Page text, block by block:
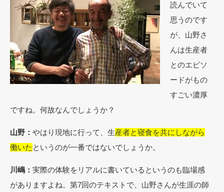
読んでいて
思うのです
が、山野さ
んは生産者
とのエピソ
ードがもの
すごい濃厚
ですね。何故なんでしょうか？
山野： やはり現地に行って、生産者と寝食を共にしながら
働いた というのが一番ではないでしょうか。
川嶋： 実際の体験をリアルに書いているというのも臨場感
がありますよね。第7回のテキストで、山野さんが生涯の師